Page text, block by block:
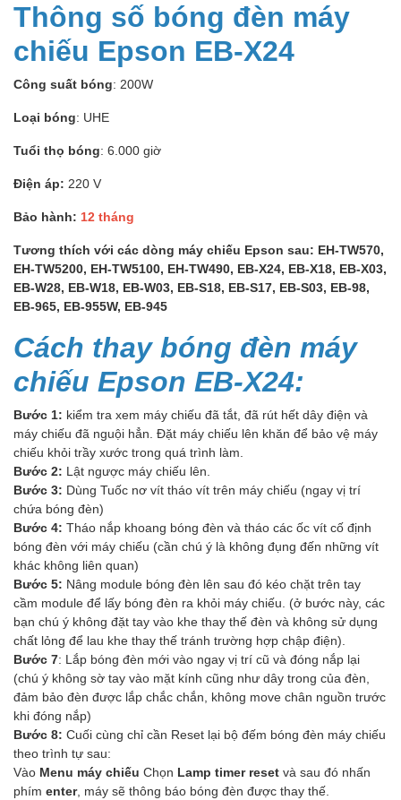
Thông số bóng đèn máy
chiếu Epson EB-X24
Công suất bóng: 200W
Loại bóng: UHE
Tuổi thọ bóng: 6.000 giờ
Điện áp: 220 V
Bảo hành: 12 tháng
Tương thích với các dòng máy chiếu Epson sau: EH-TW570,
EH-TW5200, EH-TW5100, EH-TW490, EB-X24, EB-X18, EB-X03,
EB-W28, EB-W18, EB-W03, EB-S18, EB-S17, EB-S03, EB-98,
EB-965, EB-955W, EB-945
Cách thay bóng đèn máy
chiếu Epson EB-X24:
Bước 1: kiểm tra xem máy chiếu đã tắt, đã rút hết dây điện và
máy chiếu đã nguội hẳn. Đặt máy chiếu lên khăn để bảo vệ máy
chiếu khỏi trầy xước trong quá trình làm.
Bước 2: Lật ngược máy chiếu lên.
Bước 3: Dùng Tuốc nơ vít tháo vít trên máy chiếu (ngay vị trí
chứa bóng đèn)
Bước 4: Tháo nắp khoang bóng đèn và tháo các ốc vít cố định
bóng đèn với máy chiếu (cần chú ý là không đụng đến những vít
khác không liên quan)
Bước 5: Nâng module bóng đèn lên sau đó kéo chặt trên tay
cầm module để lấy bóng đèn ra khỏi máy chiếu. (ở bước này, các
bạn chú ý không đặt tay vào khe thay thế đèn và không sử dụng
chất lỏng để lau khe thay thế tránh trường hợp chập điện).
Bước 7: Lắp bóng đèn mới vào ngay vị trí cũ và đóng nắp lại
(chú ý không sờ tay vào mặt kính cũng như dây trong của đèn,
đảm bảo đèn được lắp chắc chắn, không move chân nguồn trước
khi đóng nắp)
Bước 8: Cuối cùng chỉ cần Reset lại bộ đếm bóng đèn máy chiếu
theo trình tự sau:
Vào Menu máy chiếu Chọn Lamp timer reset và sau đó nhấn
phím enter, máy sẽ thông báo bóng đèn được thay thế.